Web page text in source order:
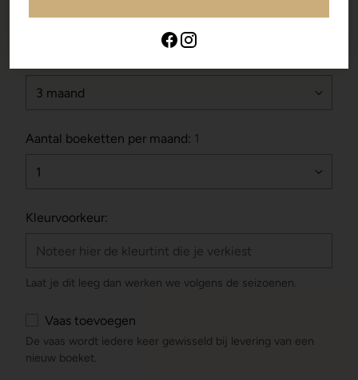
Aantal boeketten per maand: 1
Kleurvoorkeur:
Laat je dit leeg dan werken we volgens de seizoenen.
Vaas toevoegen
De vaas wordt iedere keer gewisseld bij levering van een
nieuw boeket.